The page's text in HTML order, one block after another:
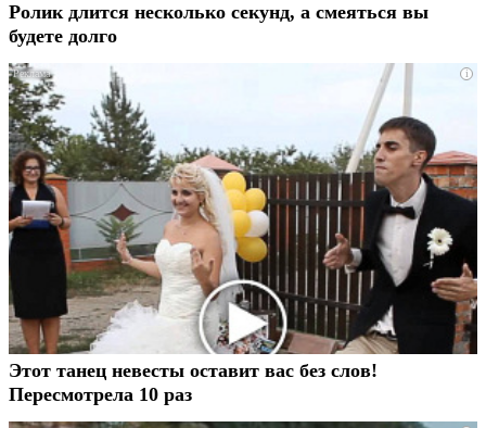
Ролик длится несколько секунд, а смеяться вы
будете долго
i
Этот танец невесты оставит вас без слов!
Пересмотрела 10 раз